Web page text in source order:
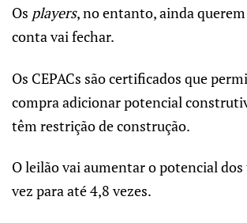
Os players, no entanto, ainda
conta vai fechar.
Os CEPACs são certificados que
compra adicionar potencial
têm restrição de construção.
O leilão vai aumentar o potencial dos
vez para até 4,8 vezes.